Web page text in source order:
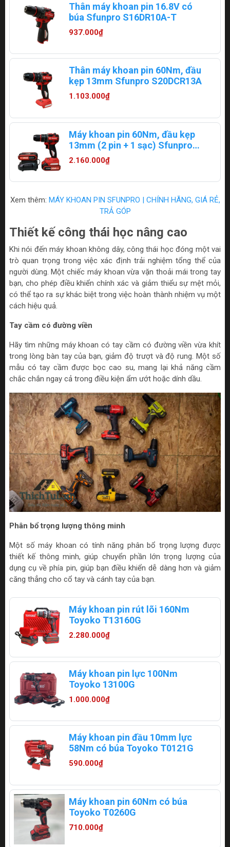
Thân máy khoan pin 16.8V có
búa Sfunpro S16DR10A-T
937.000₫
Thân máy khoan pin 60Nm, đầu
kẹp 13mm Sfunpro S20DCR13A
1.103.000₫
Máy khoan pin 60Nm, đầu kẹp
13mm (2 pin + 1 sạc) Sfunpro
S20DCR13A
2.160.000₫
Xem thêm: MÁY KHOAN PIN SFUNPRO | CHÍNH HÃNG, GIÁ RẺ,
TRẢ GÓP
Thiết kế công thái học nâng cao
Khi nói đến máy khoan không dây, công thái học đóng một vai
trò quan trọng trong việc xác định trải nghiệm tổng thể của
người dùng. Một chiếc máy khoan vừa vặn thoải mái trong tay
bạn, cho phép điều khiển chính xác và giảm thiểu sự mệt mỏi,
có thể tạo ra sự khác biệt trong việc hoàn thành nhiệm vụ một
cách hiệu quả.
Tay cầm có đường viền
Hãy tìm những máy khoan có tay cầm có đường viền vừa khít
trong lòng bàn tay của bạn, giảm độ trượt và độ rung. Một số
mẫu có tay cầm được bọc cao su, mang lại khả năng cầm
chắc chắn ngay cả trong điều kiện ẩm ướt hoặc dính dầu.
Phân bổ trọng lượng thông minh
Một số máy khoan có tính năng phân bổ trọng lượng được
thiết kế thông minh, giúp chuyển phần lớn trọng lượng của
dụng cụ về phía pin, giúp bạn điều khiển dễ dàng hơn và giảm
căng thẳng cho cổ tay và cánh tay của bạn.
Máy khoan pin rút lõi 160Nm
Toyoko T13160G
2.280.000₫
Máy khoan pin lực 100Nm
Toyoko 13100G
1.000.000₫
Máy khoan pin đầu 10mm lực
58Nm có búa Toyoko T0121G
590.000₫
Máy khoan pin 60Nm có búa
Toyoko T0260G
710.000₫